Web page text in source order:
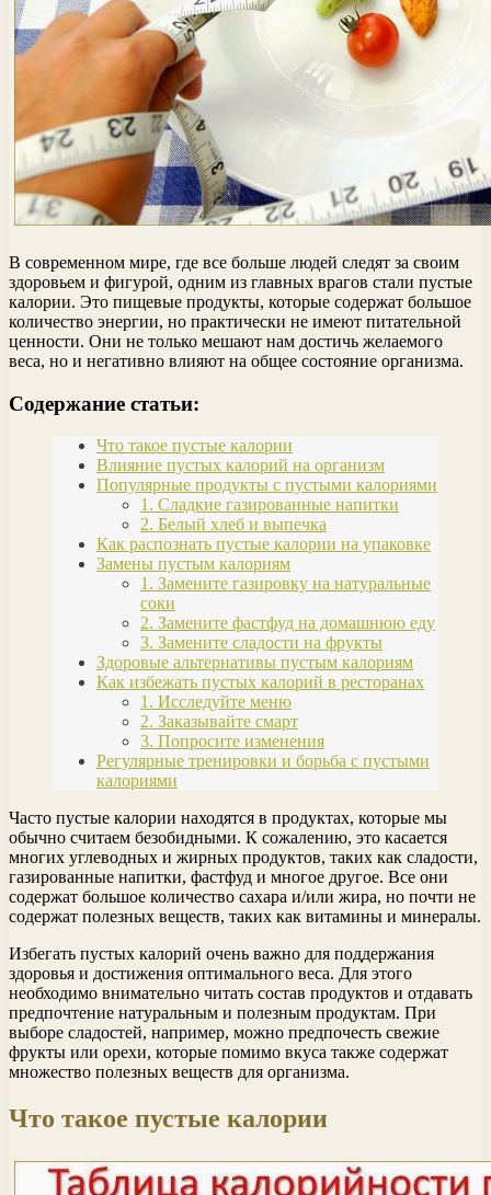
В современном мире, где все больше людей следят за своим
здоровьем и фигурой, одним из главных врагов стали пустые
калории. Это пищевые продукты, которые содержат большое
количество энергии, но практически не имеют питательной
ценности. Они не только мешают нам достичь желаемого
веса, но и негативно влияют на общее состояние организма.
Содержание статьи:
Что такое пустые калории
Влияние пустых калорий на организм
Популярные продукты с пустыми калориями
1. Сладкие газированные напитки
2. Белый хлеб и выпечка
Как распознать пустые калории на упаковке
Замены пустым калориям
1. Замените газировку на натуральные
соки
2. Замените фастфуд на домашнюю еду
3. Замените сладости на фрукты
Здоровые альтернативы пустым калориям
Как избежать пустых калорий в ресторанах
1. Исследуйте меню
2. Заказывайте смарт
3. Попросите изменения
Регулярные тренировки и борьба с пустыми
калориями
Часто пустые калории находятся в продуктах, которые мы
обычно считаем безобидными. К сожалению, это касается
многих углеводных и жирных продуктов, таких как сладости,
газированные напитки, фастфуд и многое другое. Все они
содержат большое количество сахара и/или жира, но почти не
содержат полезных веществ, таких как витамины и минералы.
Избегать пустых калорий очень важно для поддержания
здоровья и достижения оптимального веса. Для этого
необходимо внимательно читать состав продуктов и отдавать
предпочтение натуральным и полезным продуктам. При
выборе сладостей, например, можно предпочесть свежие
фрукты или орехи, которые помимо вкуса также содержат
множество полезных веществ для организма.
Что такое пустые калории